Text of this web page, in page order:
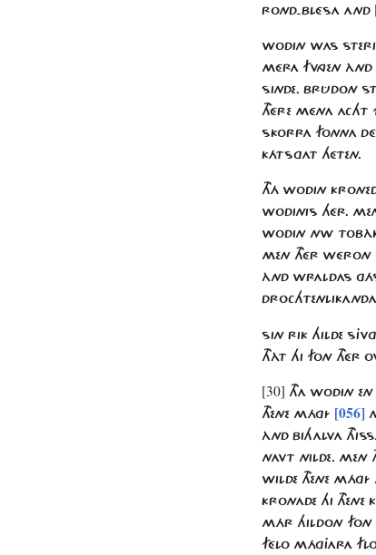
ROND-BLÉSA AND
WODIN WAS
MÉRA FVNGEN
SINDE. BRÛDON
THÉRE MÉNA
SKORRA FONNA
KÁTSGAT HÉTEN.
THÁ WODIN
WODINIS HÉR.
WODIN NW
MEN THÉR
ÀND WRALDAS
DROCHTENLIKANDA
SIN RIK HILDE
THÀT HI FON
[30] THA WODIN
THENE MÁGÍ [056]
ÀND BIHALVA
NAVT NILDE. MEN
WILDE THENE
KRONADE HI
MÁR HILDON FON
FÉLO MÁGJARA